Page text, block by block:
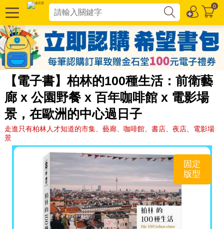
0
【電子書】柏林的100種生活：前衛藝
廊 x 公園野餐 x 百年咖啡館 x 電影場
景，在歐洲的中心過日子
走進只有柏林人才知道的市集、藝廊、咖啡館、書店、夜店、電影場
景
固定
版型